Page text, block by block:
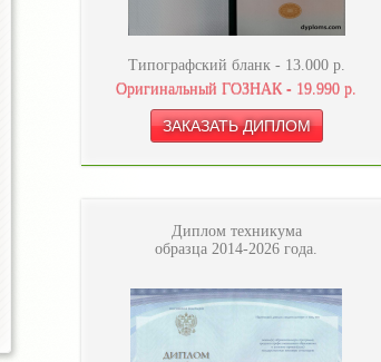
Типографский бланк - 13.000р.
Оригинальный ГОЗНАК - 19.990 р.
Диплом техникума
образца 2014-2026 года.